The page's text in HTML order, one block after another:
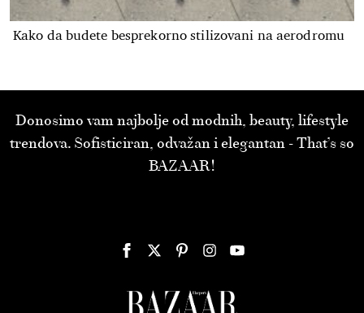
Kako da budete besprekorno stilizovani na aerodromu
Donosimo vam najbolje od modnih, beauty, lifestyle
trendova. Sofisticiran, odvažan i elegantan - That’s so
BAZAAR!